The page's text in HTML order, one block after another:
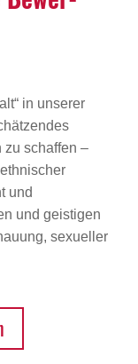
in unserer
zu schaffen –
und
und geistigen
sexueller